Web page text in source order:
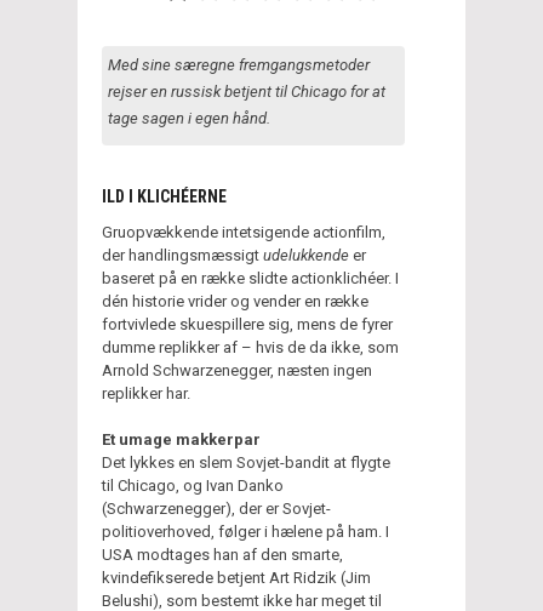
Med sine særegne fremgangsmetoder
rejser en russisk betjent til Chicago for at
tage sagen i egen hånd.
ILD I KLICHÉERNE
Gruopvækkende intetsigende actionfilm,
der handlingsmæssigt udelukkende er
baseret på en række slidte actionklichéer. I
dén historie vrider og vender en række
fortvivlede skuespillere sig, mens de fyrer
dumme replikker af – hvis de da ikke, som
Arnold Schwarzenegger, næsten ingen
replikker har.
Et umage makkerpar
Det lykkes en slem Sovjet-bandit at flygte
til Chicago, og Ivan Danko
(Schwarzenegger), der er Sovjet-
politioverhoved, følger i hælene på ham. I
USA modtages han af den smarte,
kvindefikserede betjent Art Ridzik (Jim
Belushi), som bestemt ikke har meget til